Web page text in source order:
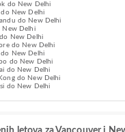
do New Delhi
do New Delhi
do New Delhi
New Delhi
New Delhi
do New Delhi
do New Delhi
do New Delhi
do New Delhi
do New Delhi
do New Delhi